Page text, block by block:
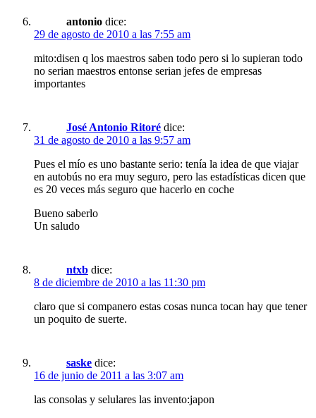
antonio dice:
29 de agosto de 2010 a las 7:55 am
mito:disen q los maestros saben todo pero si lo supieran todo
no serian maestros entonse serian jefes de empresas
importantes
José Antonio Ritoré dice:
31 de agosto de 2010 a las 9:57 am
Pues el mío es uno bastante serio: tenía la idea de que viajar
en autobús no era muy seguro, pero las estadísticas dicen que
es 20 veces más seguro que hacerlo en coche
Bueno saberlo
Un saludo
ntxb dice:
8 de diciembre de 2010 a las 11:30 pm
claro que si companero estas cosas nunca tocan hay que tener
un poquito de suerte.
saske dice:
16 de junio de 2011 a las 3:07 am
las consolas y selulares las invento:japon